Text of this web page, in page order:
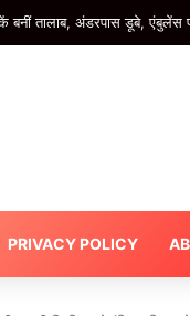
तालाब, अंडरपास डूबे, एंबुलेंस
PRIVACY POLICY